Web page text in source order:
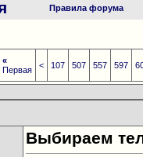
Правила форума
«
Первая
< 107 507 557 597
Выбираем